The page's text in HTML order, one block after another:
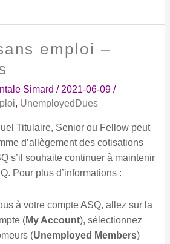
emploi –
Simard / 2021-06-09 /
, UnemployedDues
Titulaire, Senior ou Fellow peut
d’allègement des cotisations
s’il souhaite continuer à maintenir
Pour plus d’informations :
à votre compte ASQ, allez sur la
(My Account), sélectionnez
(Unemployed Members)